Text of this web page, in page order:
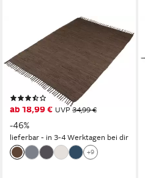
CARPETFINE
Teppich Kelim Chindi uni, auch
als Läufer, rechteckig, Höhe: 5
mm, Wendeteppich, reine
Baumwolle, handgewebt, Uni-
Farben, mit Fransen
(9)
ab 18,99 € UVP 34,99 €
-46%
lieferbar - in 3-4 Werktagen bei dir
+9